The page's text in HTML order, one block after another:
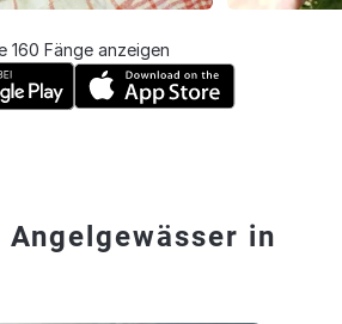
160 Fänge anzeigen
in